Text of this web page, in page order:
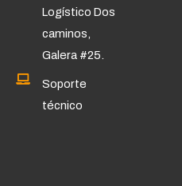
Logístico Dos
caminos,
Galera #25.
Soporte
técnico